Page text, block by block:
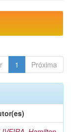
1 Próxima